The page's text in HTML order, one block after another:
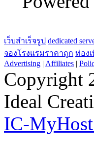
เว็บสำเร็จรูป dedicated
จองโรงแรมราคาถูก ท่อง
Advertising
Affiliates
Copyright
Ideal
IC-